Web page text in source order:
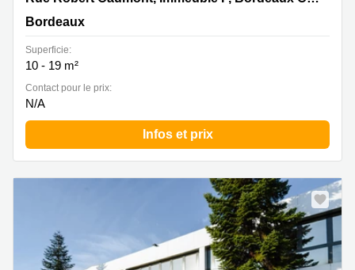
Bordeaux
Bordeaux
Superficie:
10 - 19 m²
Contact pour le prix:
N/A
Infos et prix